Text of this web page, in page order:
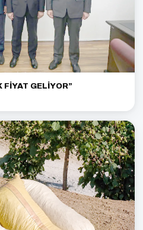
FİYAT GELİYOR”